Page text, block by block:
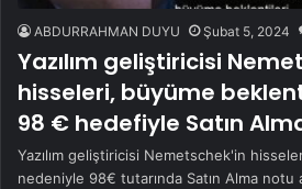
ABDURRAHMAN DUYU Şubat 5, 2024
Yazılım geliştiricisi
hisseleri, büyüme
98 € hedefiyle Satın
Yazılım geliştiricisi Nemetschek'in
nedeniyle 98€ tutarında Satın Alma notu